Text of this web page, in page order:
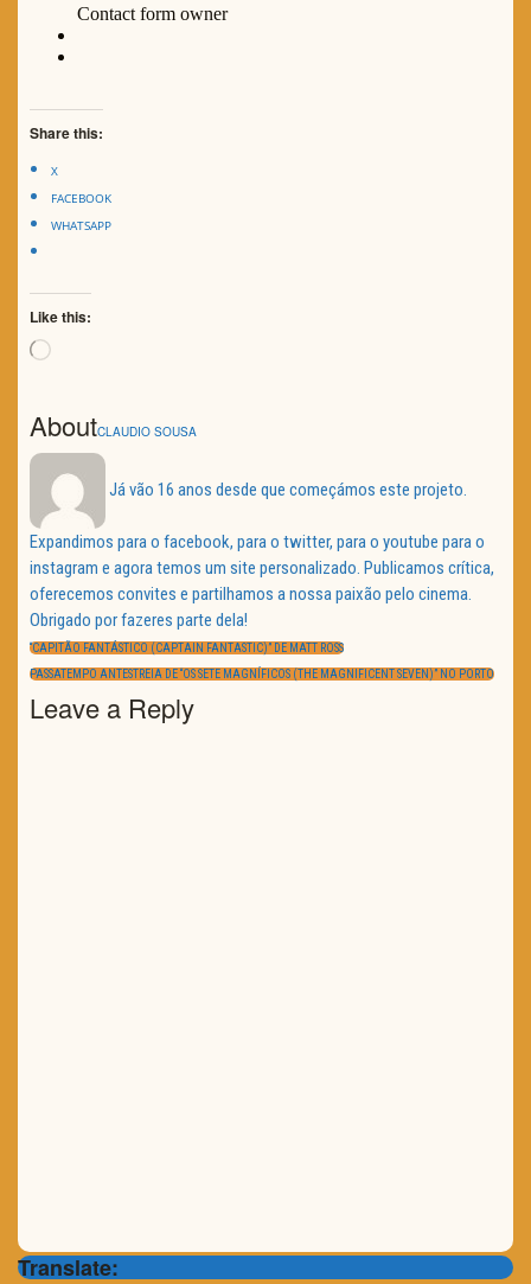
Share this:
X
FACEBOOK
WHATSAPP
Like this:
Loading…
AboutCLAUDIO SOUSA
Já vão 16 anos desde que começámos este projeto.
Expandimos para o facebook, para o twitter, para o youtube para o
instagram e agora temos um site personalizado. Publicamos crítica,
oferecemos convites e partilhamos a nossa paixão pelo cinema.
Obrigado por fazeres parte dela!
Navegação
de
artigos
PREVIOUS
“CAPITÃO FANTÁSTICO (CAPTAIN FANTASTIC)” DE MATT ROSS
NEXT
PASSATEMPO ANTESTREIA DE “OS SETE MAGNÍFICOS (THE MAGNIFICENT SEVEN)” NO PORTO
Leave a Reply
Translate: